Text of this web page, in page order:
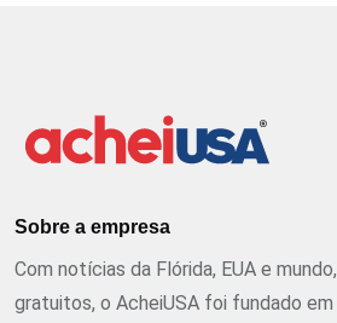
Sobre a empresa
Com notícias da Flórida, EUA e
gratuitos, o AcheiUSA foi fundado